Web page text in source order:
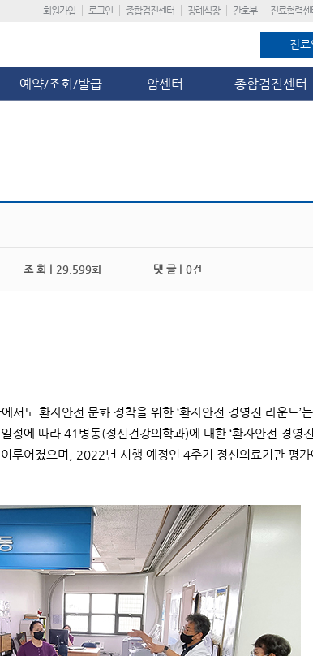
회원가입 로그인 종합검진센터 장례식장 간호부 진료협력센
진료
예약/조회/발급 암센터 종합검진센터
조 회 | 29,599회 댓 글 | 0건
도 환자안전 문화 정착을 위한 ‘환자안전 경영진 라운드’
에 따라 41병동(정신건강의학과)에 대한 ‘환자안전 경영
이루어졌으며, 2022년 시행 예정인 4주기 정신의료기관 평